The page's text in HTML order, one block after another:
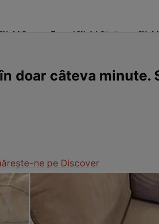
Pentru FemeiClick! Sănătate
doar câteva minute.
ne pe Discover